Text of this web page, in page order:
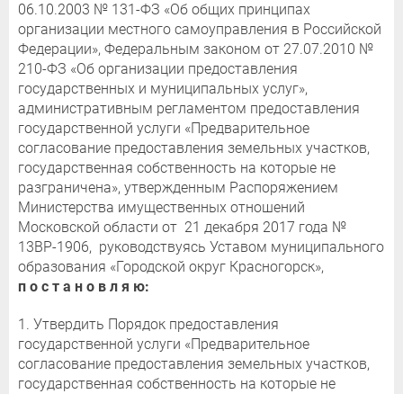
06.10.2003 № 131-ФЗ «Об общих принципах
организации местного самоуправления в Российской
Федерации», Федеральным законом от 27.07.2010 №
210-ФЗ «Об организации предоставления
государственных и муниципальных услуг»,
административным регламентом предоставления
государственной услуги «Предварительное
согласование предоставления земельных участков,
государственная собственность на которые не
разграничена», утвержденным Распоряжением
Министерства имущественных отношений
Московской области от 21 декабря 2017 года №
13ВР-1906, руководствуясь Уставом муниципального
образования «Городской округ Красногорск»,
п о с т а н о в л я ю:
1. Утвердить Порядок предоставления
государственной услуги «Предварительное
согласование предоставления земельных участков,
государственная собственность на которые не